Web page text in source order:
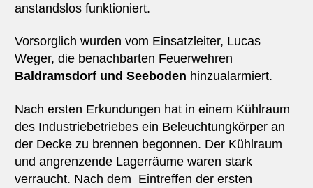
anstandslos funktioniert.
Vorsorglich wurden vom Einsatzleiter, Lucas
Weger, die benachbarten Feuerwehren
Baldramsdorf und Seeboden hinzualarmiert.
Nach ersten Erkundungen hat in einem Kühlraum
des Industriebetriebes ein Beleuchtungkörper an
der Decke zu brennen begonnen. Der Kühlraum
und angrenzende Lagerräume waren stark
verraucht. Nach dem Eintreffen der ersten